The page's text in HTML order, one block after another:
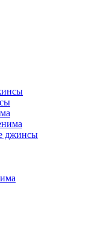
джинсы